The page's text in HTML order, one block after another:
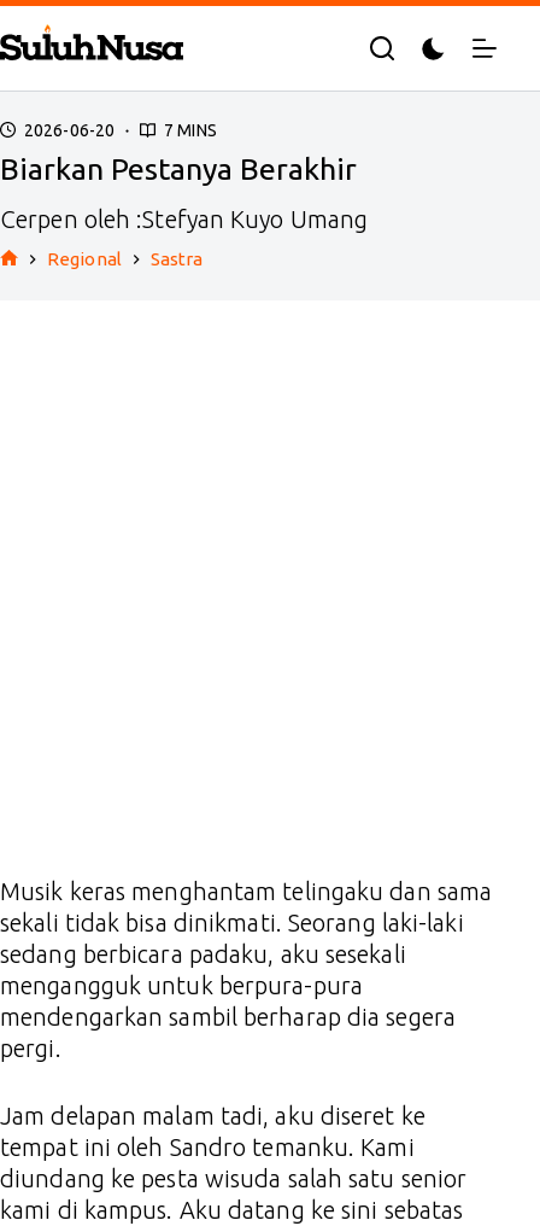
Skip
to
content
2026-06-20 7 MINS
Biarkan Pestanya Berakhir
Cerpen oleh :Stefyan Kuyo Umang
Regional Sastra
Musik keras menghantam telingaku dan sama
sekali tidak bisa dinikmati. Seorang laki-laki
sedang berbicara padaku, aku sesekali
mengangguk untuk berpura-pura
mendengarkan sambil berharap dia segera
pergi.
Jam delapan malam tadi, aku diseret ke
tempat ini oleh Sandro temanku. Kami
diundang ke pesta wisuda salah satu senior
kami di kampus. Aku datang ke sini sebatas